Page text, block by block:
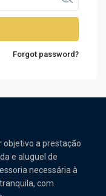
Forgot password?
objetivo a prestação
e aluguel de
necessária à
com